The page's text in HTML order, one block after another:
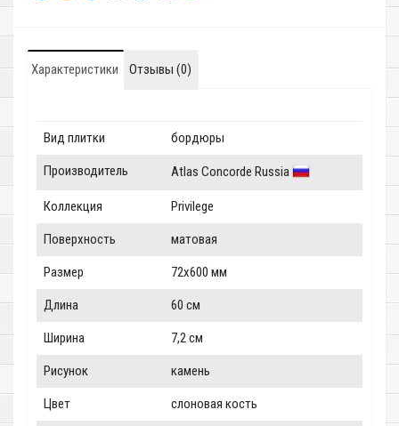
Характеристики Отзывы (0)
Вид плитки бордюры
Производитель Atlas Concorde Russia
Коллекция Privilege
Поверхность матовая
Размер 72x600 мм
Длина 60 см
Ширина 7,2 см
Рисунок камень
Цвет слоновая кость